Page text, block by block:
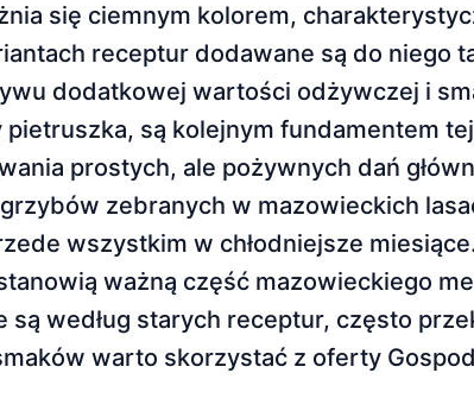
się ciemnym kolorem,
receptur dodawane są do niego
dodatkowej wartości odżywczej i
są kolejnym fundamentem
prostych, ale pożywnych dań
zebranych w mazowieckich
wszystkim w chłodniejsze
ważną część mazowieckiego
według starych receptur, często
warto skorzystać z oferty